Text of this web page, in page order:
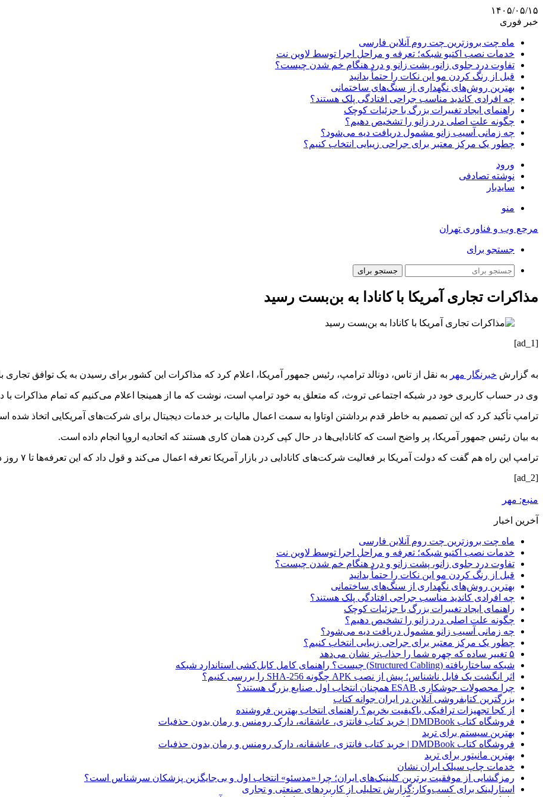
۱۴۰۵/۰۵/۱۵
خبر فوری
ماه چت بروزترین چت روم آنلاین فارسی
خدمات نصب اکتیو شبکه؛ تعرفه و مراحل اجرا توسط لاوین نت
تفاوت درد جلوی زانو، پشت زانو و درد هنگام خم شدن چیست؟
قبل از رنگ کردن مو این نکات را حتماً بدانید
بهترین روش‌های نگهداری از سنگ‌های ساختمانی
چه افرادی کاندید مناسب جراحی افتادگی پلک هستند؟
راهنمای ایجاد تغییرات بزرگ با جزئیات کوچک
چگونه علت اصلی درد زانو را تشخیص دهیم؟
چه زمانی آسیب زانو مشمول دریافت دیه می‌شود؟
چطور یک مرکز معتبر برای جراحی زیبایی انتخاب کنیم؟
ورود
نوشته تصادفی
سایدبار
منو
مرجع وب و فناوری تهران
جستجو برای
جستجو برای
مذاکرات تجاری آمریکا با کانادا به بن‌بست رسید
[ad_1]
به گزارش خبرنگار مهر به نقل از تاس، دونالد ترامپ، رئیس جمهور آمریکا، اعلام کرد که مذاکرات این کشور برای رسیدن به یک توافق تجاری با
وی در حساب کاربری خود در شبکه اجتماعی تروث، که متعلق به خود ترامپ است، نوشت که ما از همینجا اعلام می‌کنیم که تمام مذاکرات با
ترامپ تأکید کرد که این تصمیم به خاطر قدم برداشتن اوتاوا به سمت اعمال مالیات بر خدمات دیجیتال برای شرکت‌های آمریکایی اتخاذ شده
به بیان رئیس جمهور آمریکا، پر واضح است که کانادایی‌ها در حال کپی کردن همان کاری هستند که اتحادیه اروپا انجام داده است.
ترامپ این راه هم گفت که دولت آمریکا بر فعالیت شرکت‌های کانادایی در بازار آمریکا تعرفه اعمال می‌کند و قول داد که این تعرفه‌ها تا ۷ روز دیگر تعیین خواهد شد.
[ad_2]
منبع: مهر
آخرین اخبار
ماه چت بروزترین چت روم آنلاین فارسی
خدمات نصب اکتیو شبکه؛ تعرفه و مراحل اجرا توسط لاوین نت
تفاوت درد جلوی زانو، پشت زانو و درد هنگام خم شدن چیست؟
قبل از رنگ کردن مو این نکات را حتماً بدانید
بهترین روش‌های نگهداری از سنگ‌های ساختمانی
چه افرادی کاندید مناسب جراحی افتادگی پلک هستند؟
راهنمای ایجاد تغییرات بزرگ با جزئیات کوچک
چگونه علت اصلی درد زانو را تشخیص دهیم؟
چه زمانی آسیب زانو مشمول دریافت دیه می‌شود؟
چطور یک مرکز معتبر برای جراحی زیبایی انتخاب کنیم؟
۵ تغییر ساده که چهره شما را جذاب‌تر نشان می‌دهد
شبکه ساختاریافته (Structured Cabling) چیست؟ راهنمای کامل کابل‌کشی استاندارد شبکه
اثر انگشت یک فایل ناشناس؛ پیش از نصب APK چگونه SHA-256 را بررسی کنیم؟
چرا محصولات جوشکاری ESAB همچنان انتخاب اول صنایع بزرگ هستند؟
بزرگترین کتابفروشی آنلاین در ایران جوانه کتاب
از کجا تجهیزات ترافیکی باکیفیت بخریم؟ راهنمای انتخاب بهترین فروشنده
فروشگاه کتاب DMDBook | خرید کتاب فانتزی، عاشقانه، دارک رومنس و رمان بدون حذفیات
بهترین سیستم برای ترید
فروشگاه کتاب DMDBook | خرید کتاب فانتزی، عاشقانه، دارک رومنس و رمان بدون حذفیات
بهترین مانیتور برای ترید
خدمات چاپ سیلک ایران نشان
رمزگشایی از موفقیت برترین کلینیک‌های ایران؛ چرا «مدسئو» انتخاب اول و بی‌جایگزین پزشکان سرشناس است؟
استارلینک برای کسب‌وکار:گزارش تحلیلی از کاربردهای صنعتی و تجاری